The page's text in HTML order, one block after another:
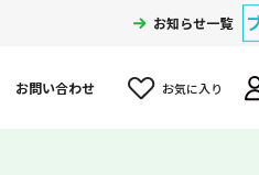
お知らせ一覧
お問い合わせ お気に入り